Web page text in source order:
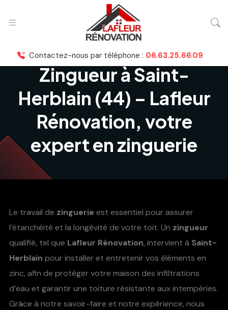
Contactez-nous par téléphone : 06.63.25.66.09
Zingueur à Saint-
Herblain (44) – Lafleur
Rénovation, votre
expert en zinguerie
Le travail de zinguerie est essentiel pour assurer
l’étanchéité et la longévité de votre toit. Un zingueur
qualifié, tel que Lafleur Rénovation, intervient à Saint-
Herblain pour installer et entretenir vos éléments en
zinc, afin de protéger votre maison des infiltrations
d’eau et garantir une toiture résistante aux intempéries.
Grâce à notre savoir-faire et notre expérience, nous